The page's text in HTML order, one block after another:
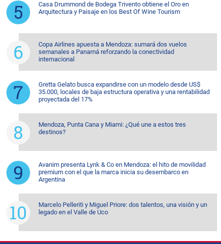
Casa Drummond de Bodega Trivento obtiene el Oro en
Arquitectura y Paisaje en los Best Of Wine Tourism
Copa Airlines apuesta a Mendoza: sumará dos vuelos
semanales a Panamá reforzando la conectividad
internacional
Gretta Gelato busca expandirse con un modelo desde US$
35.000, locales de baja estructura operativa y una rentabilidad
proyectada del 17%
Mendoza, Punta Cana y Miami: ¿Qué une a estos tres
destinos?
Avanim presenta Lynk & Co en Mendoza: el hito de movilidad
premium con el que la marca inicia su desembarco en
Argentina
Marcelo Pelleriti y Miguel Priore: dos talentos, una visión y un
legado en el Valle de Uco